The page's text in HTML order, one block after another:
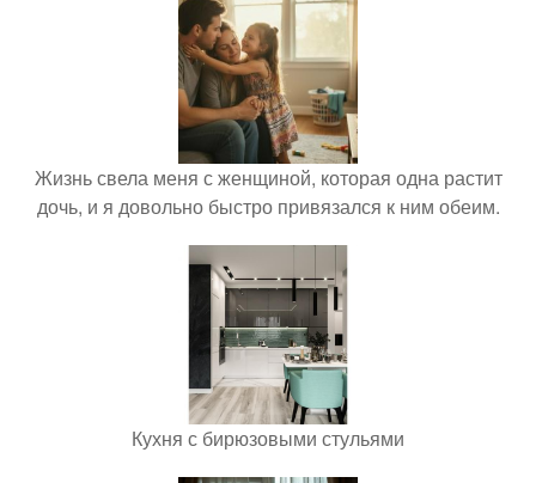
Жизнь свела меня с женщиной, которая одна растит
дочь, и я довольно быстро привязался к ним обеим.
Кухня с бирюзовыми стульями